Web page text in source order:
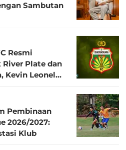
Sambutan
Resmi
Plate dan
Pembinaan
2026/2027:
Klub